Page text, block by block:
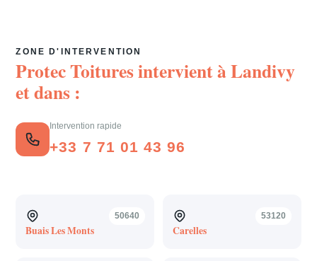
ZONE D'INTERVENTION
Protec Toitures intervient àLandivy
et dans :
Intervention rapide
+33 7 71 01 43 96
50640
Buais Les Monts
53120
Carelles